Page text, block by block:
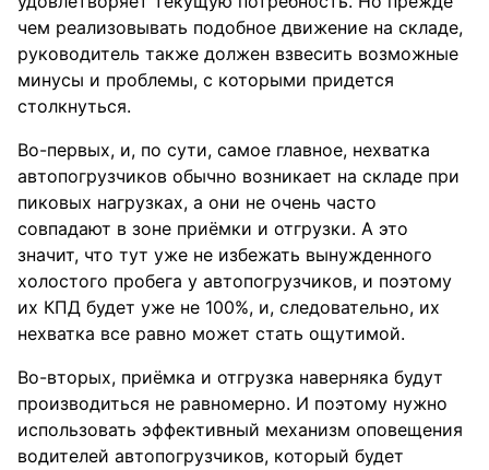
чем реализовывать подобное движение на складе,
руководитель также должен взвесить возможные
минусы и проблемы, с которыми придется
столкнуться.
Во-первых, и, по сути, самое главное, нехватка
автопогрузчиков обычно возникает на складе при
пиковых нагрузках, а они не очень часто
совпадают в зоне приёмки и отгрузки. А это
значит, что тут уже не избежать вынужденного
холостого пробега у автопогрузчиков, и поэтому
их КПД будет уже не 100%, и, следовательно, их
нехватка все равно может стать ощутимой.
Во-вторых, приёмка и отгрузка наверняка будут
производиться не равномерно. И поэтому нужно
использовать эффективный механизм оповещения
водителей автопогрузчиков, который будет